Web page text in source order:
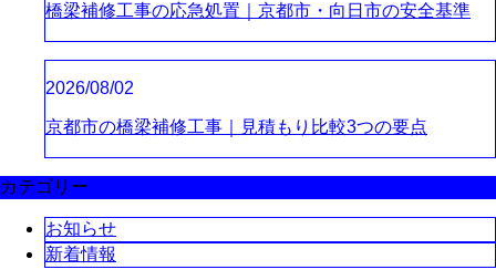
橋梁補修工事の応急処置｜京都市・向日市の安全基準
2026/08/02
京都市の橋梁補修工事｜見積もり比較3つの要点
カテゴリー
お知らせ
新着情報